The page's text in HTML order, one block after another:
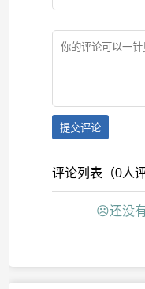
提交评论
评论列表（0人
☹还没